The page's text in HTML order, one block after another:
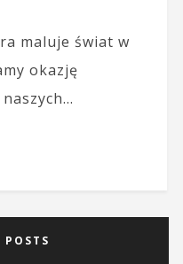
maluje świat w
okazję
POSTS